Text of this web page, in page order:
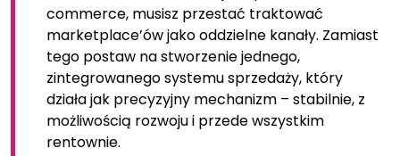
commerce, musisz przestać traktować
marketplace’ów jako oddzielne kanały. Zamiast
tego postaw na stworzenie jednego,
zintegrowanego systemu sprzedaży, który
działa jak precyzyjny mechanizm – stabilnie, z
możliwością rozwoju i przede wszystkim
rentownie.